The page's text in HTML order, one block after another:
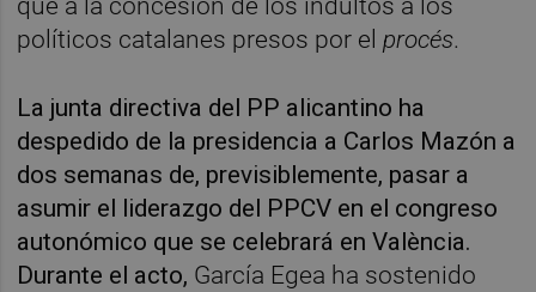
políticos catalanes presos por elprocés.
La junta directiva del PP alicantino ha
despedido de la presidencia a Carlos Mazón a
dos semanas de, previsiblemente, pasar a
asumir el liderazgo del PPCV en el congreso
autonómico que se celebrará en València.
Durante el acto, García Egea ha sostenido